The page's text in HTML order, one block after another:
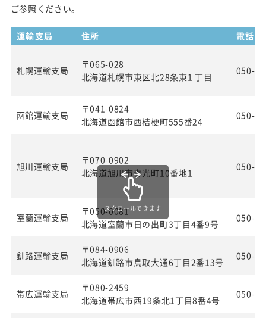
ご参照ください。
運輸支局 住所 電話
札幌運輸支局
〒065-028
北海道札幌市東区北28条東1 丁目
050-
函館運輸支局
〒041-0824
北海道函館市西桔梗町555番24
050-
旭川運輸支局
〒070-0902
北海道旭川市春光町10番地1
050-
室蘭運輸支局
〒050-0081
北海道室蘭市日の出町3丁目4番9号
050-
釧路運輸支局
〒084-0906
北海道釧路市鳥取大通6丁目2番13号
050-
帯広運輸支局
〒080-2459
北海道帯広市西19条北1丁目8番4号
050-
スクロールできます